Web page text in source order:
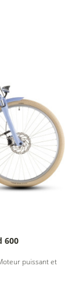
600
puissant et